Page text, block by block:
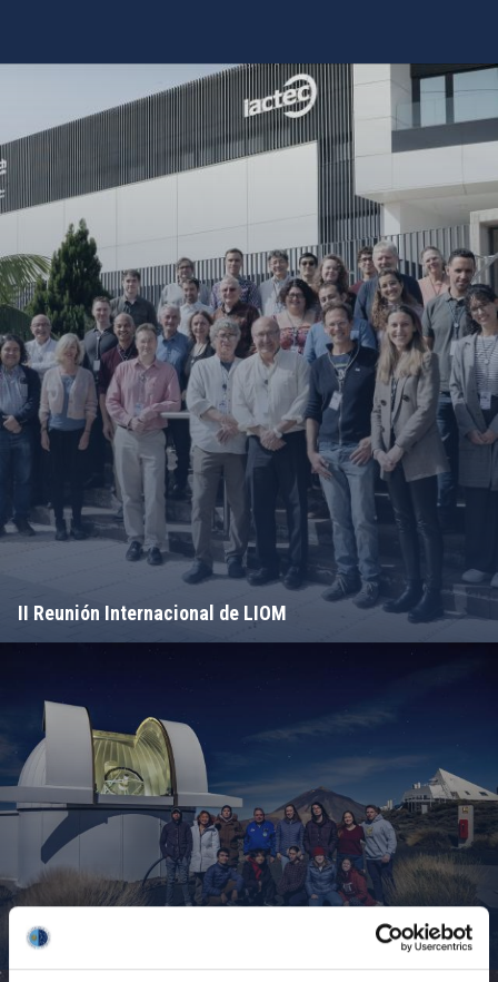
II Reunión Internacional de LIOM
Campamento de Astronomía del MIT 2024